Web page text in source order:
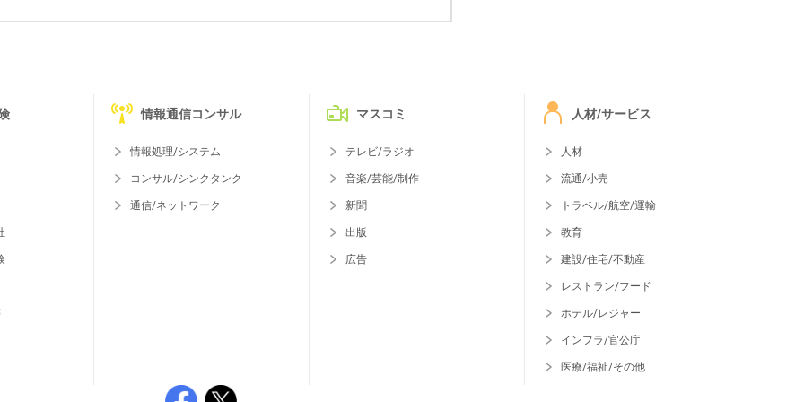
情報通信コンサル
情報処理/システム
コンサル/シンクタンク
通信/ネットワーク
マスコミ
テレビ/ラジオ
音楽/芸能/制作
新聞
出版
広告
人材/サービス
人材
流通/小売
トラベル/航空/運輸
教育
建設/住宅/不動産
レストラン/フード
ホテル/レジャー
インフラ/官公庁
医療/福祉/その他